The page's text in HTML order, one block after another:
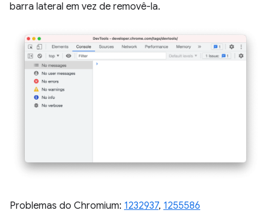
barra lateral em vez de removê-la.
Problemas do Chromium: 1232937, 1255586